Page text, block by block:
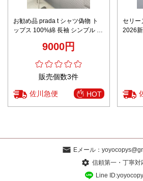
お勧め品 prada t シャツ偽物 ト
ップス 100%綿 長袖 シンプル ゆ
9000円
販売個数3件
佐川急便 HOT
セリー
2026
プル
Eメール：
信頼第一・丁寧対
Line ID:yoyocopy